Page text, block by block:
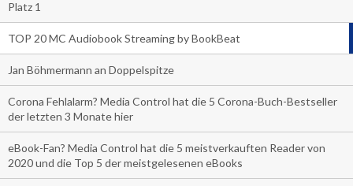
Platz 1
TOP 20 MC Audiobook Streaming by BookBeat
Jan Böhmermann an Doppelspitze
Corona Fehlalarm? Media Control hat die 5 Corona-Buch-Bestseller
der letzten 3 Monate hier
eBook-Fan? Media Control hat die 5 meistverkauften Reader von
2020 und die Top 5 der meistgelesenen eBooks